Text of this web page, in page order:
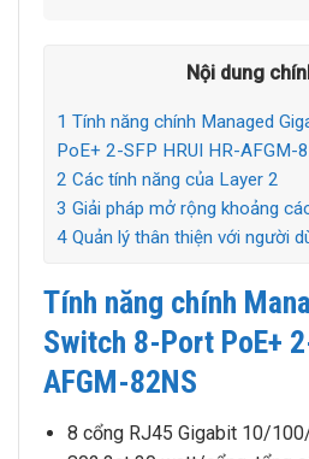
Nội dung
1 Tính năng chính Managed
PoE+ 2-SFP HRUI HR-AFGM-
2 Các tính năng của Layer 2
3 Giải pháp mở rộng khoảng
4 Quản lý thân thiện với người
Tính năng chính
Switch 8-Port PoE+
AFGM-82NS
8 cổng RJ45 Gigabit 10/